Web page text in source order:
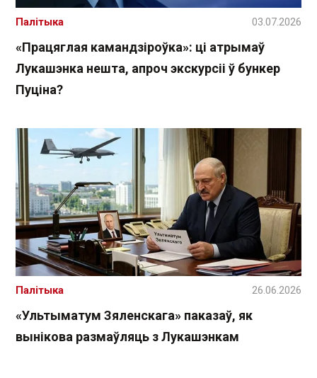
«Працяглая камандзіроўка»: ці атрымаў
Лукашэнка нешта, апроч экскурсіі ў бункер
Пуціна?
Палітыка 03.07.2026
«Ультыматум Зяленскага» паказаў, як
вынікова размаўляць з Лукашэнкам
Палітыка 26.06.2026